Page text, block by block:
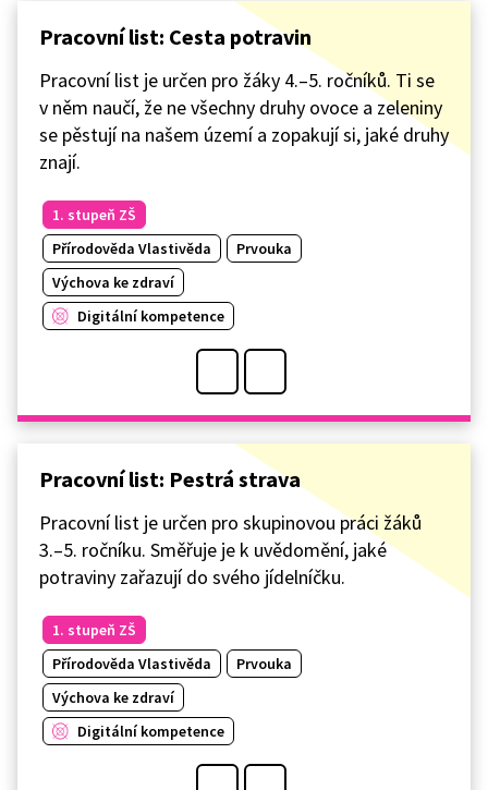
Pracovní list: Cesta potravin
Pracovní list je určen pro žáky 4.–5. ročníků. Ti se
v něm naučí, že ne všechny druhy ovoce a zeleniny
se pěstují na našem území a zopakují si, jaké druhy
znají.
1. stupeň ZŠ
Přírodověda Vlastivěda
Prvouka
Výchova ke zdraví
Digitální kompetence
Pracovní list: Pestrá strava
Pracovní list je určen pro skupinovou práci žáků
3.–5. ročníku. Směřuje je k uvědomění, jaké
potraviny zařazují do svého jídelníčku.
1. stupeň ZŠ
Přírodověda Vlastivěda
Prvouka
Výchova ke zdraví
Digitální kompetence